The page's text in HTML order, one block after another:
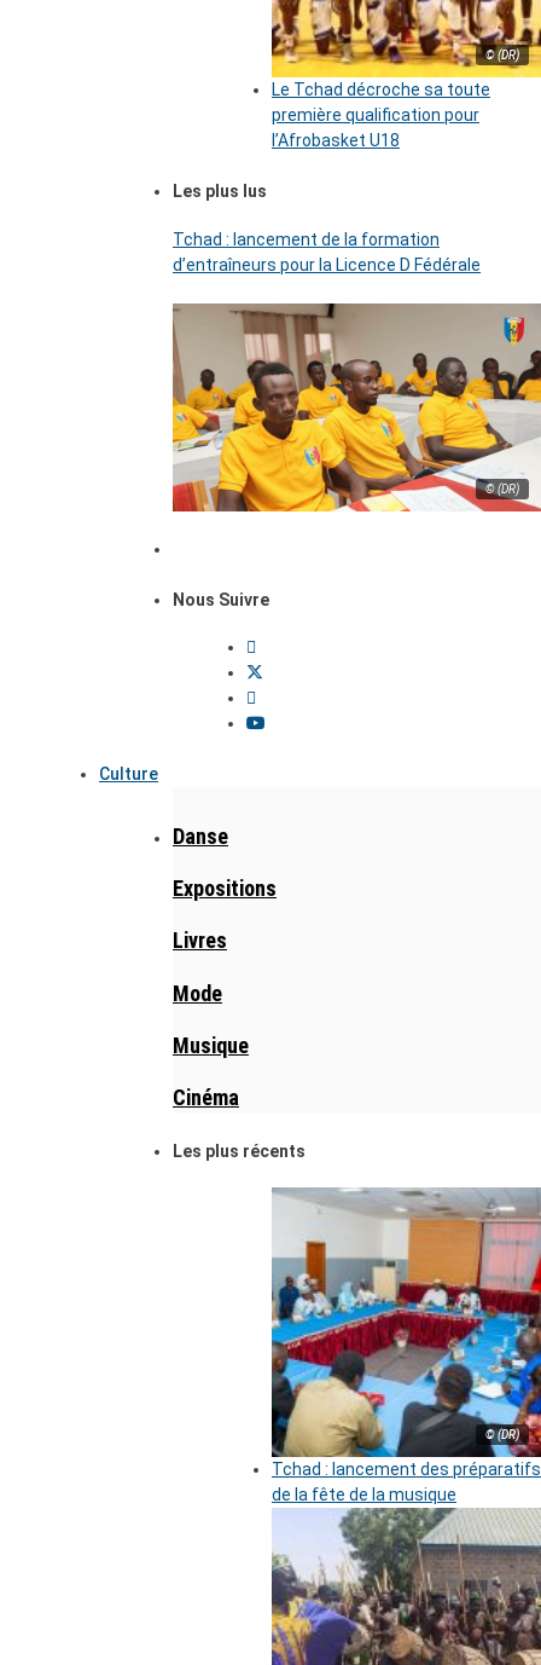
© (DR)
Le Tchad décroche sa toute
première qualification pour
l’Afrobasket U18
Les plus lus
Tchad : lancement de la formation
d’entraîneurs pour la Licence D Fédérale
© (DR)
Nous Suivre
Culture
Danse
Expositions
Livres
Mode
Musique
Cinéma
Les plus récents
© (DR)
Tchad : lancement des préparatifs
de la fête de la musique